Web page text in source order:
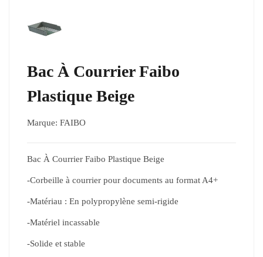
Bac À Courrier Faibo
Plastique Beige
Marque: FAIBO
Bac À Courrier Faibo Plastique Beige
-Corbeille à courrier pour documents au format A4+
-Matériau : En polypropylène semi-rigide
-Matériel incassable
-Solide et stable